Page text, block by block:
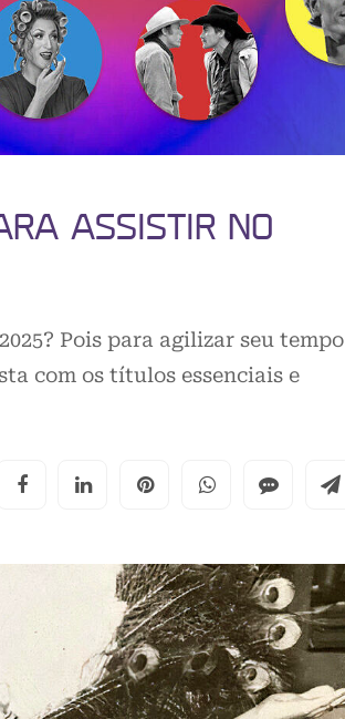
ASSISTIR NO
Pois para agilizar seu tempo
com os títulos essenciais e